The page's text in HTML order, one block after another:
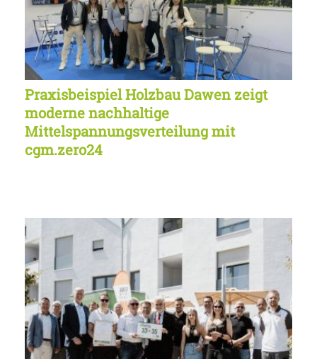
Praxisbeispiel Holzbau Dawen zeigt
moderne nachhaltige
Mittelspannungsverteilung mit
cgm.zero24